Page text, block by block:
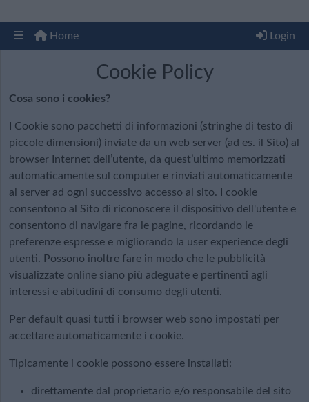
Home Login
Cookie Policy
Cosa sono i cookies?
I Cookie sono pacchetti di informazioni (stringhe di testo di
piccole dimensioni) inviate da un web server (ad es. il Sito) al
browser Internet dell’utente, da quest’ultimo memorizzati
automaticamente sul computer e rinviati automaticamente
al server ad ogni successivo accesso al sito. I cookie
consentono al Sito di riconoscere il dispositivo dell'utente e
consentono di navigare fra le pagine, ricordando le
preferenze espresse e migliorando la user experience degli
utenti. Possono inoltre fare in modo che le pubblicità
visualizzate online siano più adeguate e pertinenti agli
interessi e abitudini di consumo degli utenti.
Per default quasi tutti i browser web sono impostati per
accettare automaticamente i cookie.
Tipicamente i cookie possono essere installati:
direttamente dal proprietario e/o responsabile del sito